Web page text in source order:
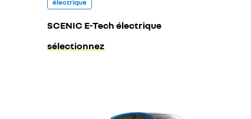
électrique
SCENIC E-Tech électrique
sélectionnez